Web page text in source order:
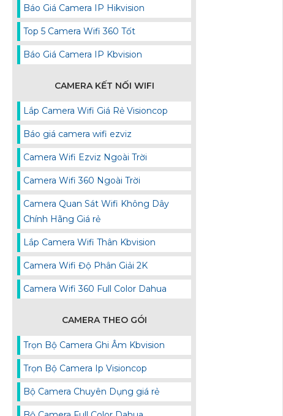
Báo Giá Camera IP Hikvision
Top 5 Camera Wifi 360 Tốt
Báo Giá Camera IP Kbvision
CAMERA KẾT NỐI WIFI
Lắp Camera Wifi Giá Rẻ Visioncop
Báo giá camera wifi ezviz
Camera Wifi Ezviz Ngoài Trời
Camera Wifi 360 Ngoài Trời
Camera Quan Sát Wifi Không Dây
Chính Hãng Giá rẻ
Lắp Camera Wifi Thân Kbvision
Camera Wifi Độ Phân Giải 2K
Camera Wifi 360 Full Color Dahua
CAMERA THEO GÓI
Trọn Bộ Camera Ghi Âm Kbvision
Trọn Bộ Camera Ip Visioncop
Bộ Camera Chuyên Dụng giá rẻ